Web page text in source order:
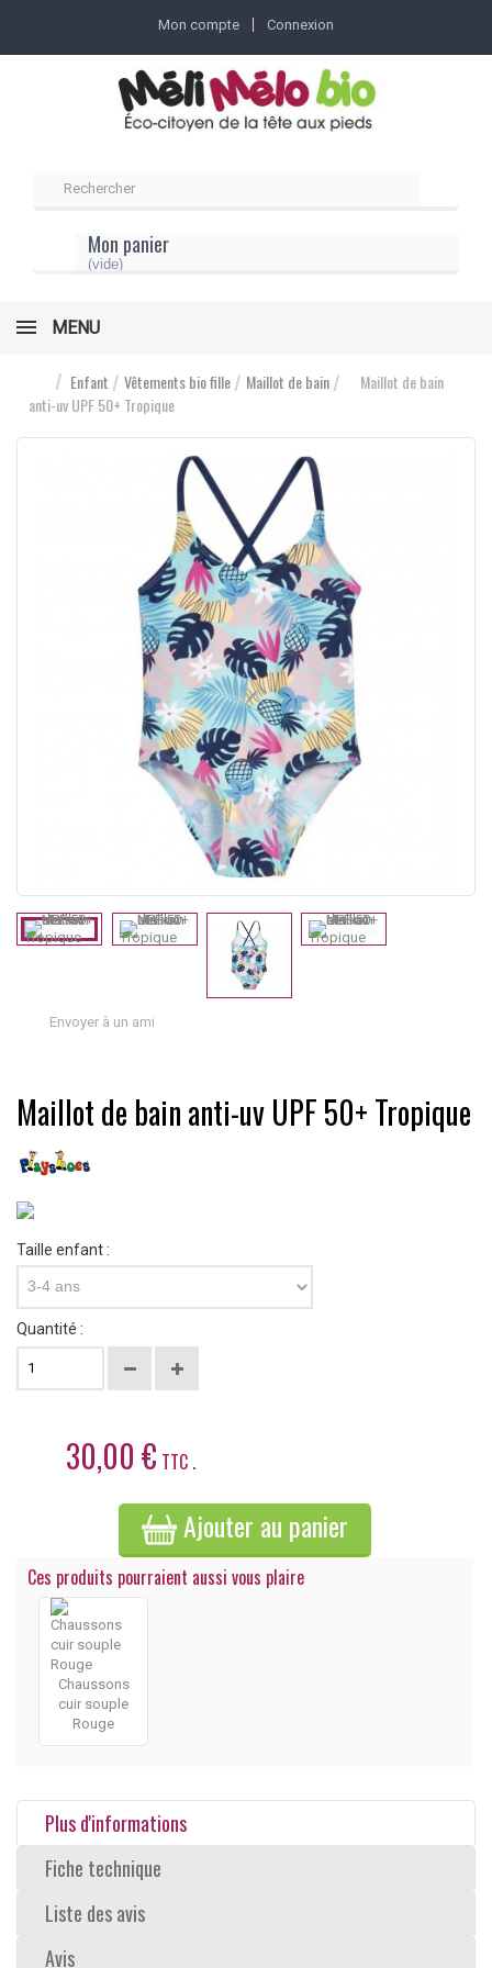
Mon compte Connexion
Mon panier
(vide)
MENU
Enfant Vêtements bio fille Maillot de bain
Maillot de bain
anti-uv UPF 50+ Tropique
Envoyer à un ami
Maillot de bain anti-uv UPF 50+ Tropique
Taille enfant :
3-4 ans
Quantité :
30,00 € TTC .
Ajouter au panier
Ces produits pourraient aussi vous plaire
Chaussons
cuir souple
Rouge
Plus d'informations
Fiche technique
Liste des avis
Avis